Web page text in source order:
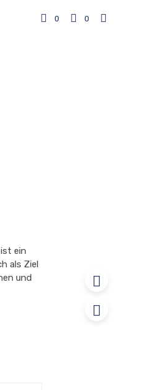
0 0
ein
als Ziel
und